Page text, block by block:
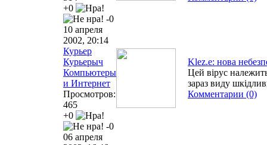
+0
-0
10 апреля
2002, 20:14
Курьер
Курьерыч
Компьютеры
и Интернет
Просмотров:
465
+0
-0
Klez.e: нова
Цей вірус
зараз виду
Комментарии (0)
06 апреля